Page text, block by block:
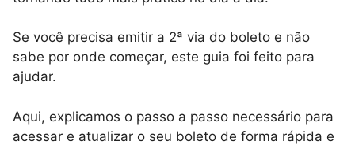
Se você precisa emitir a 2ª via do boleto e não
sabe por onde começar, este guia foi feito para
ajudar.
Aqui, explicamos o passo a passo necessário para
acessar e atualizar o seu boleto de forma rápida e